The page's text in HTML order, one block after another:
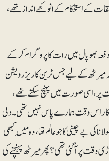
کے استحکام کے انوکھے انداز تھے،
بھوپال میں رات کا پروگرام کرکے
میرٹھ کے لیے جس ٹرین کا ریزرویشن
پر، اسی صورت میں پہنچ سکتے تھے،
کار اس وقت ہمارے پاس نہیں تھی۔ دلی
بے چینی کا جو عالم تھا، وہ مَیں کبھی
وقت پر آگئی تھی؟ پھر میرٹھ پہنچنے کی